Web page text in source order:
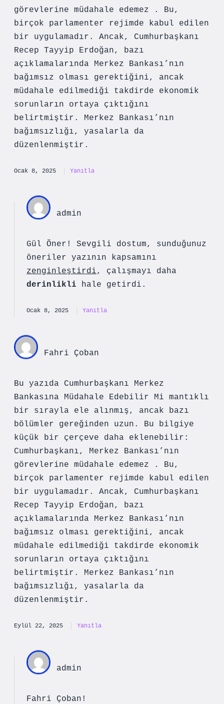
görevlerine müdahale edemez . Bu,
birçok parlamenter rejimde kabul edilen
bir uygulamadır. Ancak, Cumhurbaşkanı
Recep Tayyip Erdoğan, bazı
açıklamalarında Merkez Bankası’nın
bağımsız olması gerektiğini, ancak
müdahale edilmediği takdirde ekonomik
sorunların ortaya çıktığını
belirtmiştir. Merkez Bankası’nın
bağımsızlığı, yasalarla da
düzenlenmiştir.
Ocak 8, 2025 Yanıtla
admin
Gül Öner! Sevgili dostum, sunduğunuz
öneriler yazının kapsamını
zenginleştirdi, çalışmayı daha
derinlikli hale getirdi.
Ocak 8, 2025 Yanıtla
Fahri Çoban
Bu yazıda Cumhurbaşkanı Merkez
Bankasına Müdahale Edebilir Mi mantıklı
bir sırayla ele alınmış, ancak bazı
bölümler gereğinden uzun. Bu bilgiye
küçük bir çerçeve daha eklenebilir:
Cumhurbaşkanı, Merkez Bankası’nın
görevlerine müdahale edemez . Bu,
birçok parlamenter rejimde kabul edilen
bir uygulamadır. Ancak, Cumhurbaşkanı
Recep Tayyip Erdoğan, bazı
açıklamalarında Merkez Bankası’nın
bağımsız olması gerektiğini, ancak
müdahale edilmediği takdirde ekonomik
sorunların ortaya çıktığını
belirtmiştir. Merkez Bankası’nın
bağımsızlığı, yasalarla da
düzenlenmiştir.
Eylül 22, 2025 Yanıtla
admin
Fahri Çoban!